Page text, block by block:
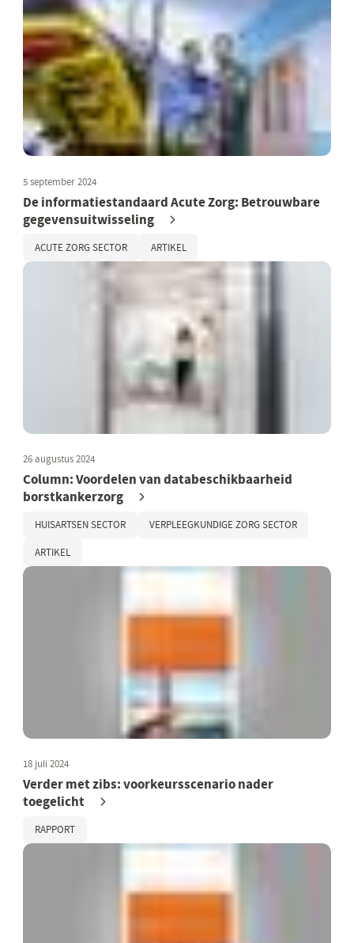
5 september 2024
De informatiestandaard Acute Zorg: Betrouwbare
gegevensuitwisseling
ACUTE ZORG SECTOR ARTIKEL
26 augustus 2024
Column: Voordelen van databeschikbaarheid
borstkankerzorg
HUISARTSEN SECTOR VERPLEEGKUNDIGE ZORG SECTOR
ARTIKEL
18 juli 2024
Verder met zibs: voorkeursscenario nader
toegelicht
RAPPORT